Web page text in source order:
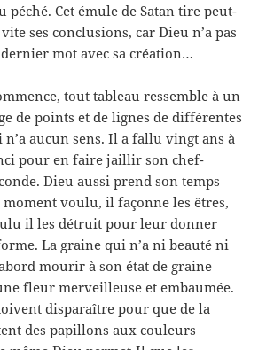
péché. Cet émule de Satan tire peut-
ses conclusions, car Dieu n’a pas
mot avec sa création…
tout tableau ressemble à un
de points et de lignes de différentes
aucun sens. Il a fallu vingt ans à
pour en faire jaillir son chef-
Dieu aussi prend son temps
voulu, il façonne les êtres,
il les détruit pour leur donner
La graine qui n’a ni beauté ni
mourir à son état de graine
fleur merveilleuse et embaumée.
disparaître pour que de la
des papillons aux couleurs